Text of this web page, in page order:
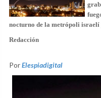
nocturno de la metrópoli israelí
Redacción
PorElespiadigital